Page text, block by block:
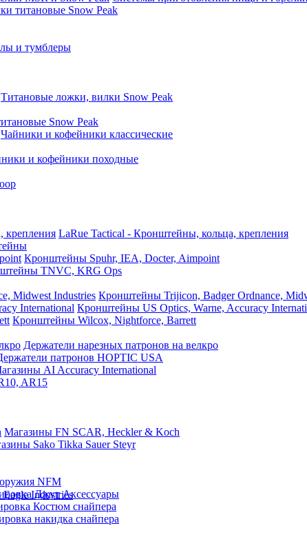
титановые Snow Peak
и тумблеры
Титановые ложки, вилки Snow Peak
Snow Peak
Чайники и кофейники классические
и кофейники походные
LaRue Tactical - Кронштейны, кольца, крепления
Кронштейны Spuhr, IEA, Docter, Aimpoint
TNVC, KRG Ops
Кронштейны Trijicon, Badger Ordnance,
Кронштейны US Optics, Warne, Accuracy
Кронштейны Wilcox, Nightforce, Barrett
Держатели нарезных патронов на велкро
патронов HOPTIC USA
AI Accuracy International
AR15
Магазины FN SCAR, Heckler & Koch
Sako Tikka Sauer Steyr
NFM
Джут Аксессуары
Костюм снайпера
накидка снайпера
Industries
РПС Ranger Green Eagle